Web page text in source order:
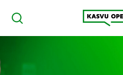
Haku
Kasvu Open